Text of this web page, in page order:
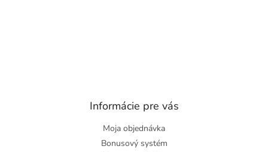
Informácie pre vás
Moja objednávka
Bonusový systém